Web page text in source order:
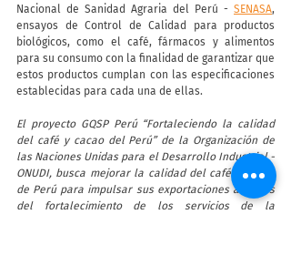
Nacional de Sanidad Agraria del Perú - SENASA,
ensayos de Control de Calidad para productos
biológicos, como el café, fármacos y alimentos
para su consumo con la finalidad de garantizar que
estos productos cumplan con las especificaciones
establecidas para cada una de ellas.
El proyecto GQSP Perú “Fortaleciendo la calidad
del café y cacao del Perú” de la Organización de
las Naciones Unidas para el Desarrollo Industrial -
ONUDI, busca mejorar la calidad del café y cacao
de Perú para impulsar sus exportaciones a través
del fortalecimiento de los servicios de la